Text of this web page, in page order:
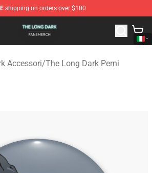
shipping on orders over $100
Shop - Official The Long Dark
Accessori/The Long Dark Perni